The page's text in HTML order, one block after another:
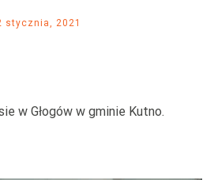
stycznia, 2021
w Głogów w gminie Kutno.